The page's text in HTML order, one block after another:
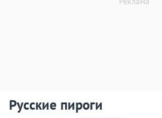
Русские пироги